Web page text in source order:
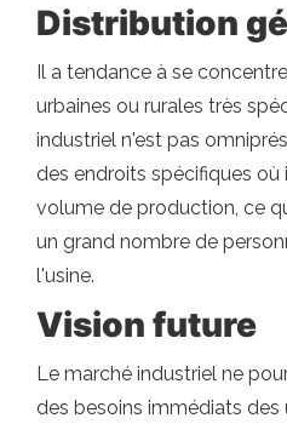
Distribution
Il a tendance à se
urbaines ou rurales très
industriel n'est pas
des endroits spécifiques où
volume de production, ce
un grand nombre de
l'usine.
Vision future
Le marché industriel ne
des besoins immédiats